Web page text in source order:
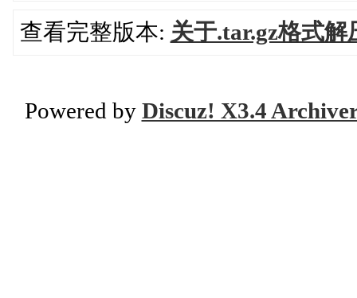
查看完整版本: 关于.tar.gz格式解
Powered by Discuz! X3.4